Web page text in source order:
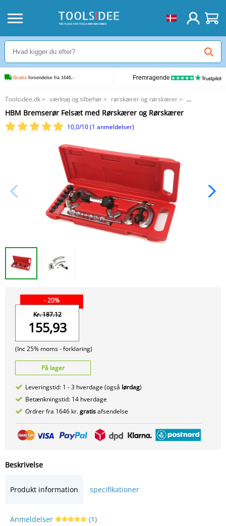
Gratis forsendelse fra 1646,- Fremragende
Toolsidee.dk> værktøj og tilbehør> rørskærer og rørskærer>
HBM Bremserør Felsæt med Rørskærer og Rørskærer
HBM Bremserør Felsæt med Rørskærer og Rørskærer
10,0/10 (1 anmeldelser)
- 20%
Kr. 187.12
155,93
(Inc 25% moms -forklaring)
På lager
Leveringstid: 1 - 3 hverdage (også lørdag)
Betænkningstid: 14 hverdage
Ordrer fra 1646 kr.gratisafsendelse
Beskrivelse
Produkt information specifikationer
Anmeldelser (1)